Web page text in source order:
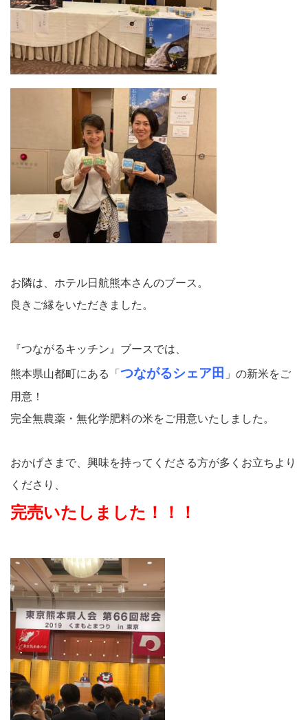
お隣は、ホテル日航熊本さんのブース。
良きご縁をいただきました。
『つながるキッチン』ブースでは、
熊本県山都町にある「 つながるシェア田 」の新米をご
用意！
完全無農薬・無化学肥料の米をご用意いたしました。
おかげさまで、興味を持ってくださる方が多くお立ちより
くださり、
完売いたしました！！！